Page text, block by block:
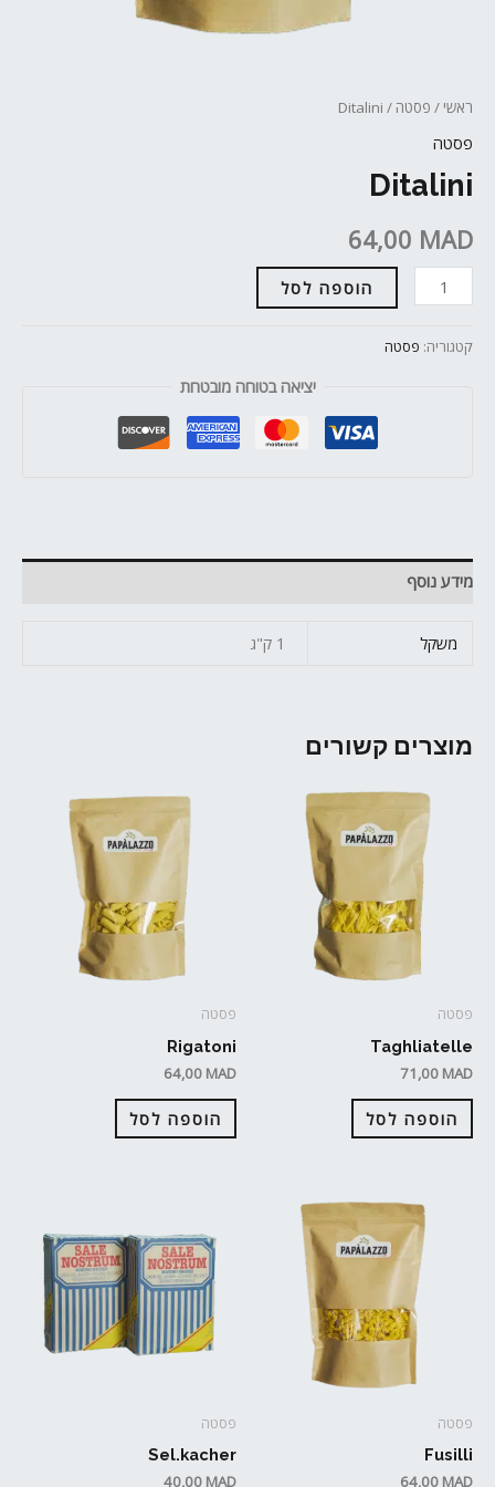
ראשי / פסטה / Ditalini
פסטה
Ditalini
64,00 MAD
הוספה לסל
קטגוריה: פסטה
יציאה בטוחה מובטחת
מידע נוסף
משקל 1 ק"ג
מוצרים קשורים
פסטה
Taghliatelle
71,00 MAD
הוספה לסל
פסטה
Rigatoni
64,00 MAD
הוספה לסל
פסטה
Fusilli
64,00 MAD
פסטה
Sel.kacher
40,00 MAD